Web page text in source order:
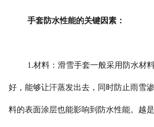
手套防水性能的关键因素：
1.材料：滑雪手套一般采用防水材
好，能够让汗蒸发出去，同时防止雨雪
料的表面涂层也能影响到防水性能。越